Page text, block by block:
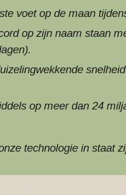
voet op de maan
op zijn naam staan
op meer dan 24
technologie in staat